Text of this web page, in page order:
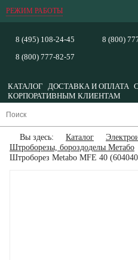
РЕЖИМ РАБОТЫ
8 (495) 108-24-45
8 (800) 777-82-57
8 (800)
КАТАЛОГ ДОСТАВКА И ОПЛАТА
КОРПОРАТИВНЫМ КЛИЕНТАМ
Вы здесь: Каталог
Штроборезы, бороздоделы Метабо
Штроборез Metabo MFE 40